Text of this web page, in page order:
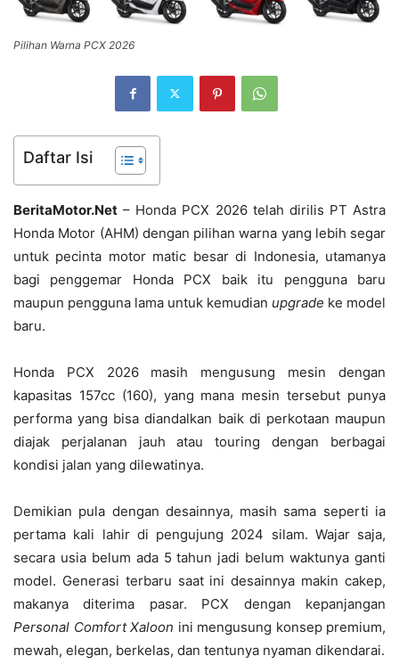
Pilihan Warna PCX 2026
Daftar Isi
BeritaMotor.Net – Honda PCX 2026 telah dirilis PT Astra
Honda Motor (AHM) dengan pilihan warna yang lebih segar
untuk pecinta motor matic besar di Indonesia, utamanya
bagi penggemar Honda PCX baik itu pengguna baru
maupun pengguna lama untuk kemudian upgrade ke model
baru.
Honda PCX 2026 masih mengusung mesin dengan
kapasitas 157cc (160), yang mana mesin tersebut punya
performa yang bisa diandalkan baik di perkotaan maupun
diajak perjalanan jauh atau touring dengan berbagai
kondisi jalan yang dilewatinya.
Demikian pula dengan desainnya, masih sama seperti ia
pertama kali lahir di pengujung 2024 silam. Wajar saja,
secara usia belum ada 5 tahun jadi belum waktunya ganti
model. Generasi terbaru saat ini desainnya makin cakep,
makanya diterima pasar. PCX dengan kepanjangan
Personal Comfort Xaloon ini mengusung konsep premium,
mewah, elegan, berkelas, dan tentunya nyaman dikendarai.